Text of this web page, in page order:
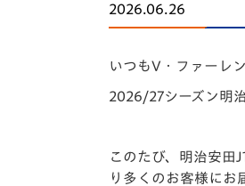
選手プロフィ
スタッフプロ
チームスケジ
2026.06.26
いつもV・ファーレ
2026/27シーズン明
このたび、明治安田
り多くのお客様にお